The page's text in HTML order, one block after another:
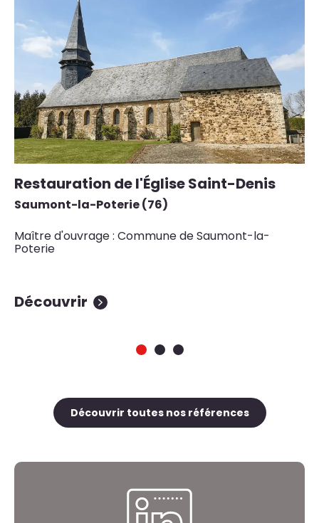
Restauration de l'Église Saint-Denis
Saumont-la-Poterie (76)
Maître d'ouvrage : Commune de Saumont-la-
Poterie
Découvrir
Découvrir toutes nos références